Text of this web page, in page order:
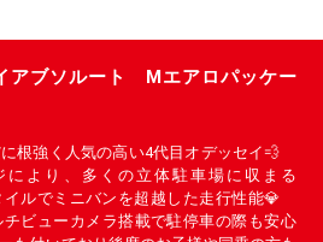
アブソルート Mエアロパッケー
根強く人気の高い4代目オデッセイ💨
により、多くの立体駐車場に収まる
イルでミニバンを超越した走行性能💎
ビューカメラ搭載で駐停車の際も安心